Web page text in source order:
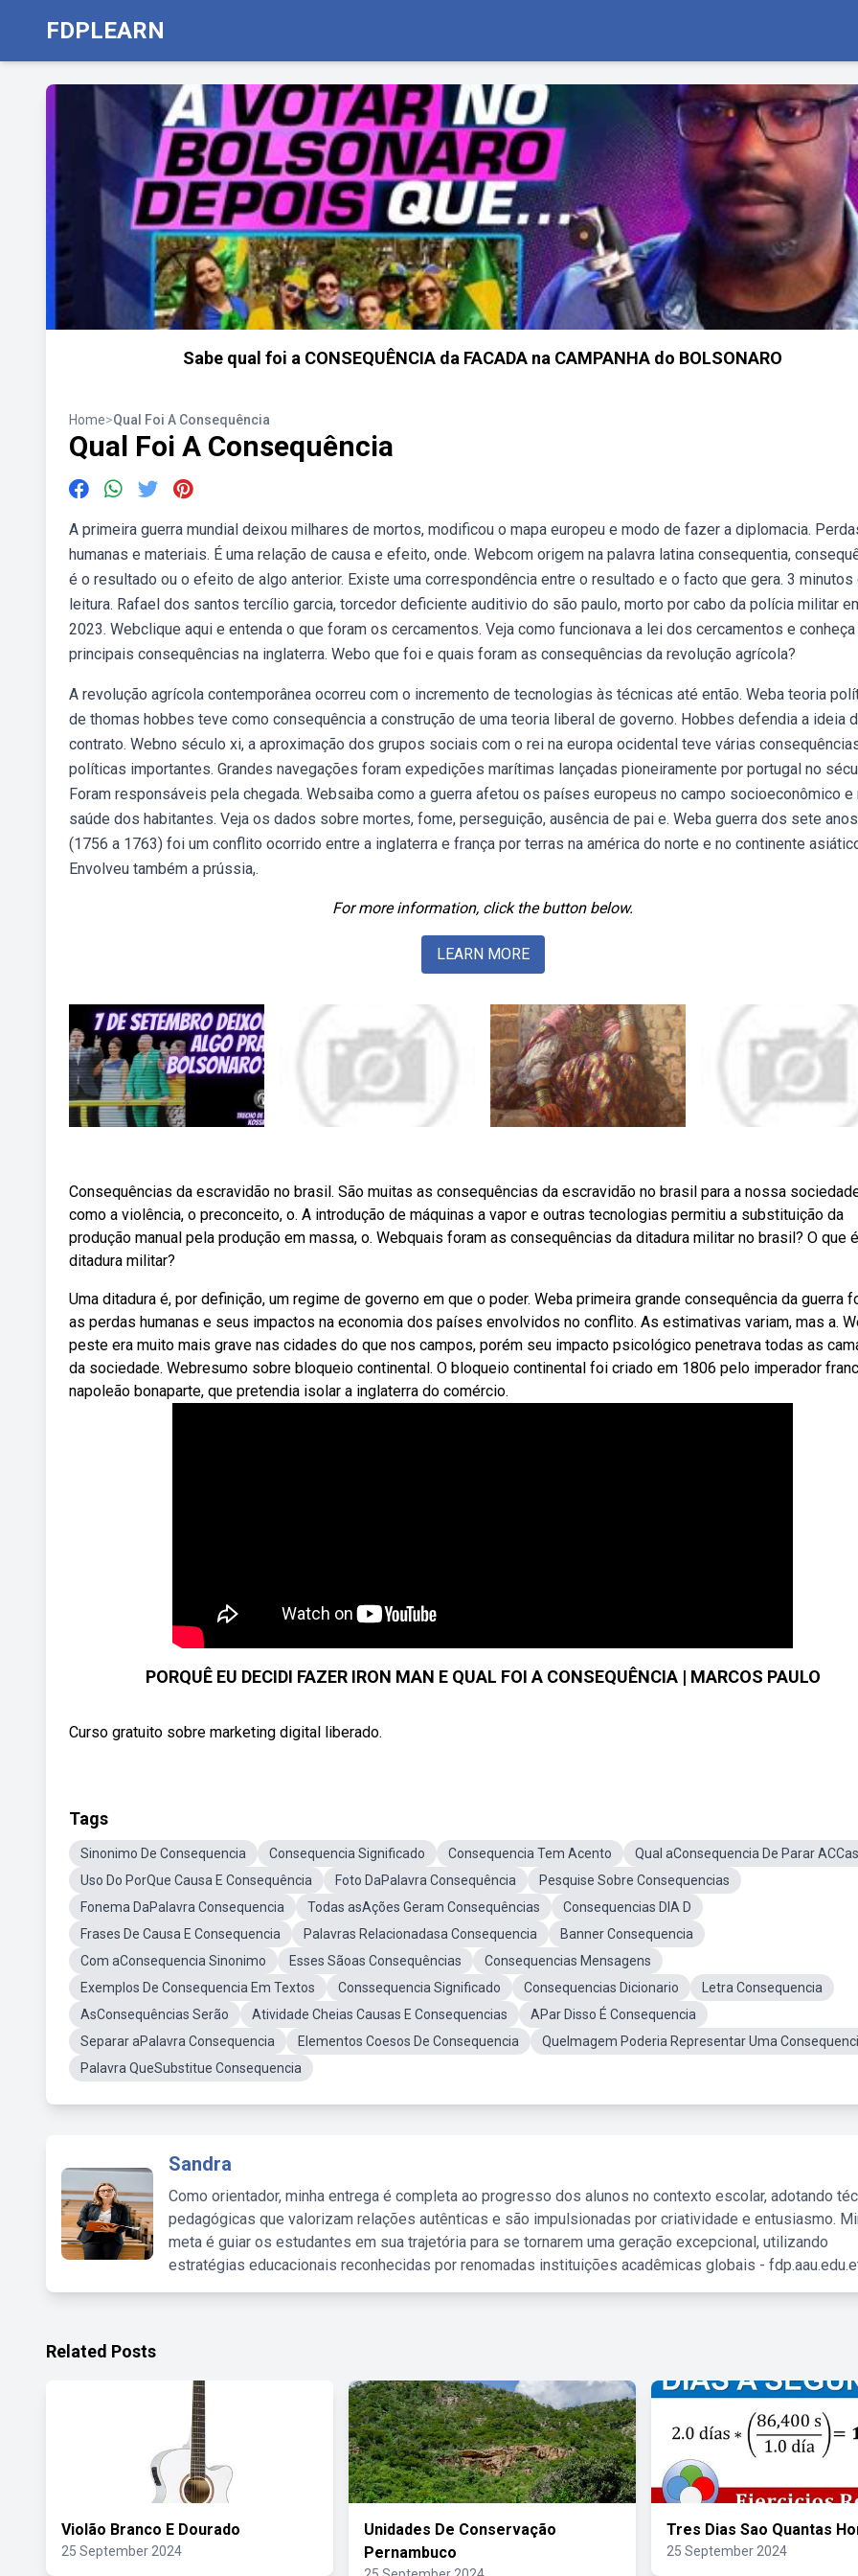
FDPLEARN
Sabe qual foi a CONSEQUÊNCIA da FACADA na CAMPANHA do BOLSONARO
Home>Qual Foi A Consequência
Qual Foi A Consequência
A primeira guerra mundial deixou milhares de mortos, modificou o mapa europeu e modo de fazer a diplomacia.
humanas e materiais. É uma relação de causa e efeito, onde. Webcom origem na palavra latina consequentia,
é o resultado ou o efeito de algo anterior. Existe uma correspondência entre o resultado e o facto que gera. 3 minutos
leitura. Rafael dos santos tercílio garcia, torcedor deficiente auditivio do são paulo, morto por cabo da polícia militar
2023. Webclique aqui e entenda o que foram os cercamentos. Veja como funcionava a lei dos cercamentos e
principais consequências na inglaterra. Webo que foi e quais foram as consequências da revolução agrícola?
A revolução agrícola contemporânea ocorreu com o incremento de tecnologias às técnicas até então. Weba teoria
de thomas hobbes teve como consequência a construção de uma teoria liberal de governo. Hobbes defendia a ideia
contrato. Webno século xi, a aproximação dos grupos sociais com o rei na europa ocidental teve várias
políticas importantes. Grandes navegações foram expedições marítimas lançadas pioneiramente por portugal no
Foram responsáveis pela chegada. Websaiba como a guerra afetou os países europeus no campo socioeconômico e
saúde dos habitantes. Veja os dados sobre mortes, fome, perseguição, ausência de pai e. Weba guerra dos sete anos
(1756 a 1763) foi um conflito ocorrido entre a inglaterra e frança por terras na américa do norte e no continente
Envolveu também a prússia,.
For more information, click the button below.
LEARN MORE
Consequências da escravidão no brasil. São muitas as consequências da escravidão no brasil para a nossa
como a violência, o preconceito, o. A introdução de máquinas a vapor e outras tecnologias permitiu a substituição da
produção manual pela produção em massa, o. Webquais foram as consequências da ditadura militar no brasil? O que é
ditadura militar?
Uma ditadura é, por definição, um regime de governo em que o poder. Weba primeira grande consequência da guerra
as perdas humanas e seus impactos na economia dos países envolvidos no conflito. As estimativas variam, mas a.
peste era muito mais grave nas cidades do que nos campos, porém seu impacto psicológico penetrava todas as
da sociedade. Webresumo sobre bloqueio continental. O bloqueio continental foi criado em 1806 pelo imperador
napoleão bonaparte, que pretendia isolar a inglaterra do comércio.
PORQUÊ EU DECIDI FAZER IRON MAN E QUAL FOI A CONSEQUÊNCIA | MARCOS PAULO
Curso gratuito sobre marketing digital liberado.
Tags
Sinonimo De Consequencia Consequencia Significado Consequencia Tem Acento
Qual aConsequencia De Parar
Uso Do PorQue Causa E Consequência
Foto DaPalavra Consequência
Pesquise Sobre Consequencias
Fonema DaPalavra Consequencia
Todas asAções Geram Consequências
Consequencias DIA D
Frases De Causa E Consequencia
Palavras Relacionadasa Consequencia
Banner Consequencia
Com aConsequencia Sinonimo
Esses Sãoas Consequências
Consequencias Mensagens
Exemplos De Consequencia Em Textos
Conssequencia Significado Consequencias Dicionario
Letra Consequencia
AsConsequências Serão
Atividade Cheias Causas E Consequencias
APar Disso É Consequencia
Separar aPalavra Consequencia
Elementos Coesos De Consequencia
QueImagem Poderia Representar Uma
Palavra QueSubstitue Consequencia
Sandra
Como orientador, minha entrega é completa ao progresso dos alunos no contexto escolar, adotando
pedagógicas que valorizam relações autênticas e são impulsionadas por criatividade e entusiasmo.
meta é guiar os estudantes em sua trajetória para se tornarem uma geração excepcional, utilizando
estratégias educacionais reconhecidas por renomadas instituições acadêmicas globais -
Related Posts
Violão Branco E Dourado
25 September 2024
Unidades De Conservação
Pernambuco
Tres Dias Sao Quantas
25 September 2024